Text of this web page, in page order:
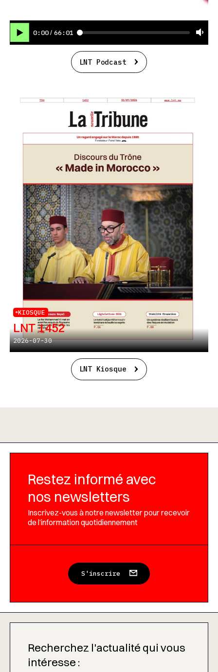
0:00 / 66:01
LNT Podcast
KIOSQUE
LNT 1452
2026-07-30
LNT Kiosque
Restez informé avec
nos newsletters
Inscrivez-vous à notre newsletter pour recevoir
de l’information quotidiennement
S'inscrire
Recherchez l'actualité qui vous
intéresse :